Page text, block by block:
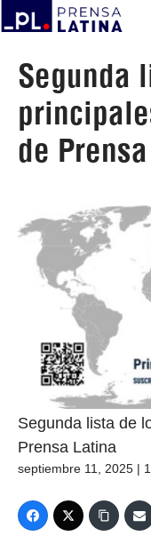
Segunda
de
Segunda lista de
Prensa Latina
septiembre 11, 2025 |